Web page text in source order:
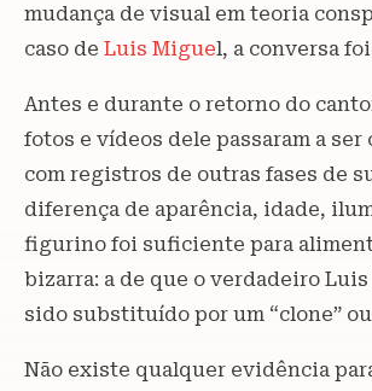
mudança de visual em teoria
caso de Luis Miguel, a conversa
Antes e durante o retorno do
fotos e vídeos dele passaram a ser
com registros de outras fases de
diferença de aparência, idade,
figurino foi suficiente para
bizarra: a de que o verdadeiro
sido substituído por um “clone”
Não existe qualquer evidência